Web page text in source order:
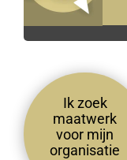
Ik zoek
maatwerk
voor mijn
organisatie